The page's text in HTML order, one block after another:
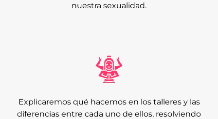
nuestra sexualidad.
Explicaremos qué hacemos en los talleres y las
diferencias entre cada uno de ellos, resolviendo